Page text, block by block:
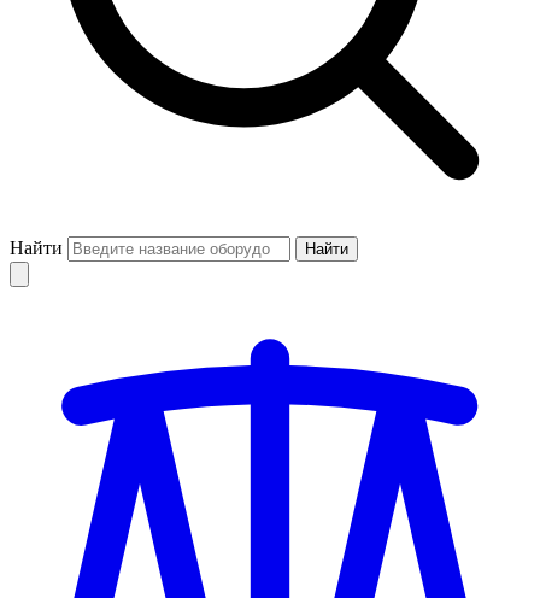
Найти Найти